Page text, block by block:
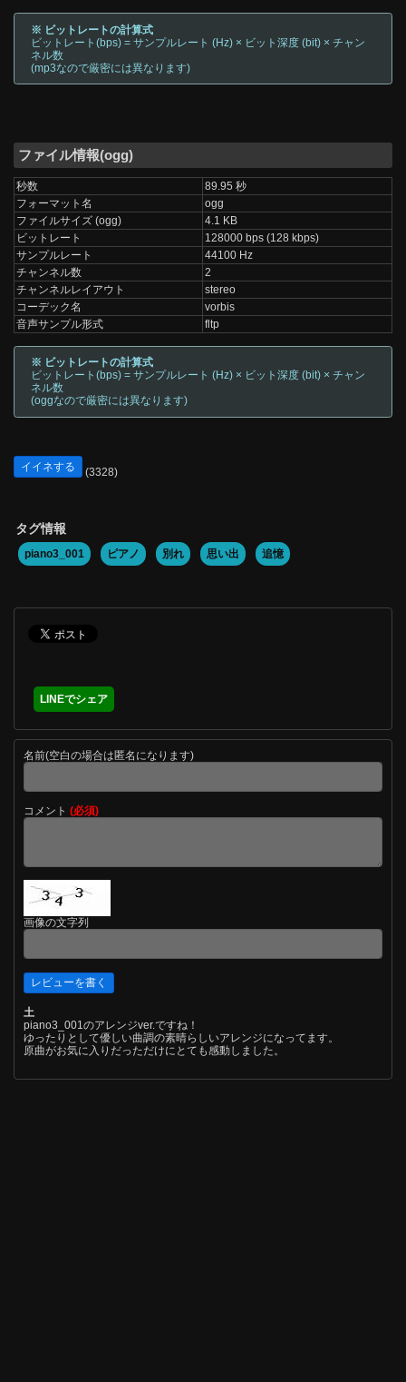
※ ビットレートの計算式
ビットレート(bps) = サンプルレート (Hz) × ビット深度 (bit) × チャン
ネル数
(mp3なので厳密には異なります)
ファイル情報(ogg)
秒数
89.95 秒
フォーマット名
ogg
ファイルサイズ (ogg)
4.1 KB
ビットレート
128000 bps (128 kbps)
サンプルレート
44100 Hz
チャンネル数
2
チャンネルレイアウト
stereo
コーデック名
vorbis
音声サンプル形式
fltp
※ ビットレートの計算式
ビットレート(bps) = サンプルレート (Hz) × ビット深度 (bit) × チャン
ネル数
(oggなので厳密には異なります)
イイネする (3328)
タグ情報
piano3_001 ピアノ 別れ 思い出 追憶
LINEでシェア
名前(空白の場合は匿名になります)
コメント (必須)
画像の文字列
土
piano3_001のアレンジver.ですね！
ゆったりとして優しい曲調の素晴らしいアレンジになってます。
原曲がお気に入りだっただけにとても感動しました。